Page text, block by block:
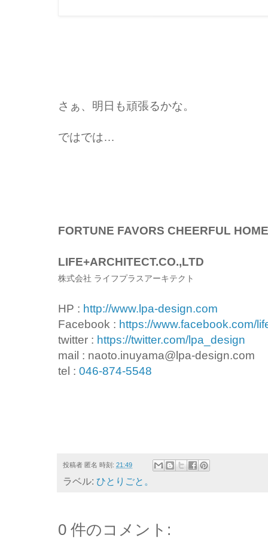
さぁ、明日も頑張るかな。
ではでは…
FORTUNE FAVORS CHEERFUL
LIFE+ARCHITECT.CO.,LTD
株式会社 ライフプラスアーキテクト
HP : http://www.lpa-design.com
Facebook : https://www.facebook.com/
twitter : https://twitter.com/lpa_design
mail : naoto.inuyama@lpa-design.com
tel : 046-874-5548
投稿者 匿名 時刻: 21:49
ラベル: ひとりごと。
0 件のコメント: